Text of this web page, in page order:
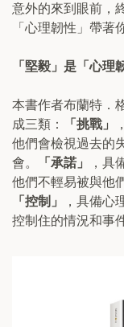
意外的來到眼前，
「心理韌性」帶著
「堅毅」是「心理
本書作者布蘭特．
成三類：
「挑戰」
他們會檢視過去的
會。
「承諾」
，具
他們不輕易被與他
「控制」
，具備心
控制住的情況和事件